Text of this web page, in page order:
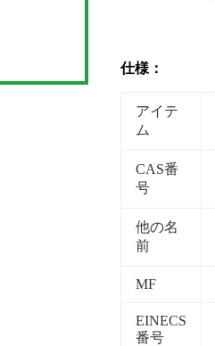
仕様：
アイテ
ム
CAS番
号
他の名
前
MF
EINECS
番号